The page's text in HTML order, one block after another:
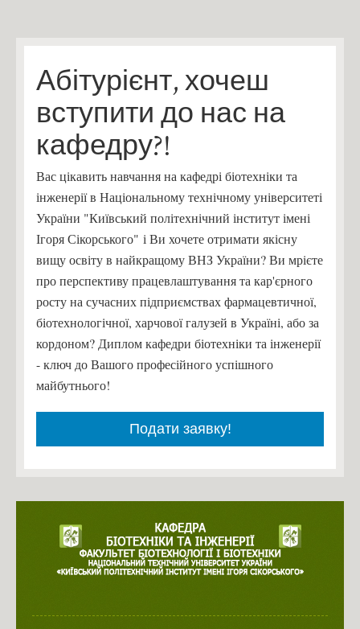
Абітурієнт, хочеш
вступити до нас на
кафедру?!
Вас цікавить навчання на кафедрі біотехніки та
інженерії в Національному технічному університеті
України "Київський політехнічний інститут імені
Ігоря Сікорського" і Ви хочете отримати якісну
вищу освіту в найкращому ВНЗ України? Ви мрієте
про перспективу працевлаштування та кар'єрного
росту на сучасних підприємствах фармацевтичної,
біотехнологічної, харчової галузей в Україні, або за
кордоном? Диплом кафедри біотехніки та інженерії
- ключ до Вашого професійного успішного
майбутнього!
Подати заявку!